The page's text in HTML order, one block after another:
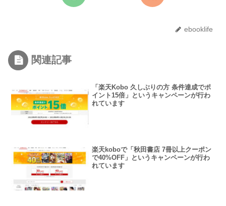
ebooklife
関連記事
「楽天Kobo 久しぶりの方 条件達成でポ
イント15倍」というキャンペーンが行わ
れています
楽天koboで「秋田書店 7冊以上クーポン
で40%OFF」というキャンペーンが行わ
れています